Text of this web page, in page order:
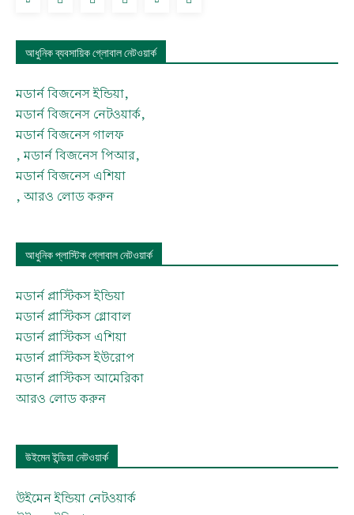
আধুনিক ব্যবসায়িক গ্লোবাল নেটওয়ার্ক
মডার্ন বিজনেস ইন্ডিয়া,
মডার্ন বিজনেস নেটওয়ার্ক,
মডার্ন বিজনেস গালফ
, মডার্ন বিজনেস পিআর,
মডার্ন বিজনেস এশিয়া
, আরও লোড করুন
আধুনিক প্লাস্টিক গ্লোবাল নেটওয়ার্ক
মডার্ন প্লাস্টিকস ইন্ডিয়া
মডার্ন প্লাস্টিকস গ্লোবাল
মডার্ন প্লাস্টিকস এশিয়া
মডার্ন প্লাস্টিকস ইউরোপ
মডার্ন প্লাস্টিকস আমেরিকা
আরও লোড করুন
উইমেন ইন্ডিয়া নেটওয়ার্ক
উইমেন ইন্ডিয়া নেটওয়ার্ক